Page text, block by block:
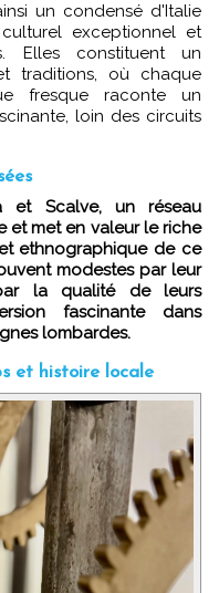
un condensé d'Italie
exceptionnel et
Elles constituent un
traditions, où chaque
fresque raconte un
loin des circuits
et met en valeur le riche
ethnographique de ce
modestes par leur
la qualité de leurs
fascinante dans
lombardes.
et histoire locale